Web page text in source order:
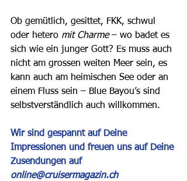
Ob gemütlich, gesittet, FKK, schwul
oder hetero mit Charme – wo badet es
sich wie ein junger Gott? Es muss auch
nicht am grossen weiten Meer sein, es
kann auch am heimischen See oder an
einem Fluss sein – Blue Bayou’s sind
selbstverständlich auch willkommen.
Wir sind gespannt auf Deine
Impressionen und freuen uns auf Deine
Zusendungen auf
online@cruisermagazin.ch